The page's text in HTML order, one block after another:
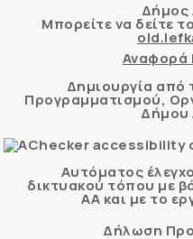
Δήμος
Μπορείτε να δείτε
Αναφορά
Δημιουργία από
Προγραμματισμού,
Δήμου
Αυτόματος
δικτυακού τόπου με
AA και με το
Δήλωση